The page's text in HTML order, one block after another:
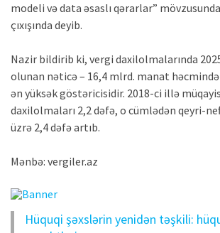
modeli və data əsaslı qərarlar”
çıxışında deyib.
Nazir bildirib ki, vergi daxilolmalarında
olunan nəticə – 16,4 mlrd. manat həcmində
ən yüksək göstəricisidir. 2018-ci illə
daxilolmaları 2,2 dəfə, o cümlədən qeyri-
üzrə 2,4 dəfə artıb.
Mənbə: vergiler.az
Hüquqi şəxslərin yenidən təşkili: